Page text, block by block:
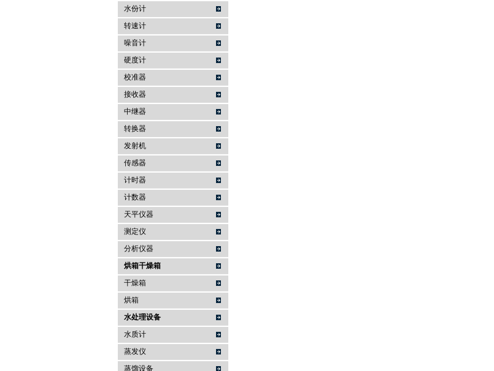
水份计
转速计
噪音计
硬度计
校准器
接收器
中继器
转换器
发射机
传感器
计时器
计数器
天平仪器
测定仪
分析仪器
烘箱干燥箱
干燥箱
烘箱
水处理设备
水质计
蒸发仪
蒸馏设备